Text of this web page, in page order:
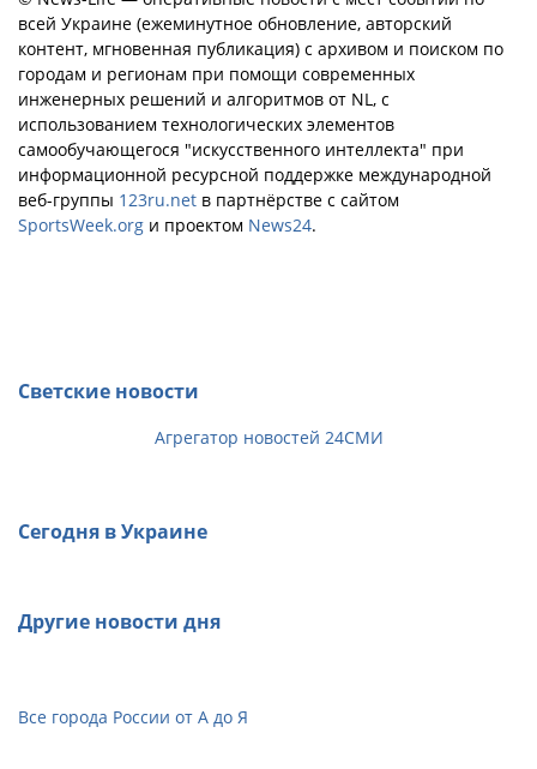
всей Украине (ежеминутное обновление, авторский
контент, мгновенная публикация) с архивом и поиском по
городам и регионам при помощи современных
инженерных решений и алгоритмов от NL, с
использованием технологических элементов
самообучающегося "искусственного интеллекта" при
информационной ресурсной поддержке международной
веб-группы 123ru.net в партнёрстве с сайтом
SportsWeek.org и проектом News24.
Светские новости
Агрегатор новостей 24СМИ
Сегодня в Украине
Другие новости дня
Все города России от А до Я